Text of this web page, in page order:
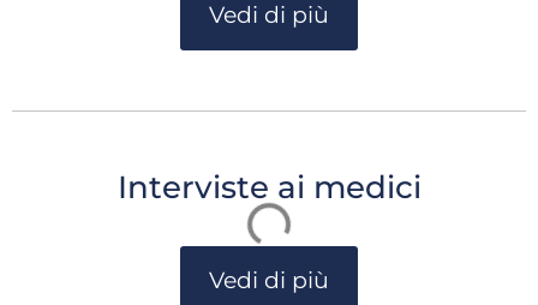
Vedi di più
Interviste ai medici
Vedi di più